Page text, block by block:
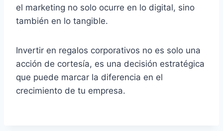
el marketing no solo ocurre en lo digital, sino
también en lo tangible.
Invertir en regalos corporativos no es solo una
acción de cortesía, es una decisión estratégica
que puede marcar la diferencia en el
crecimiento de tu empresa.